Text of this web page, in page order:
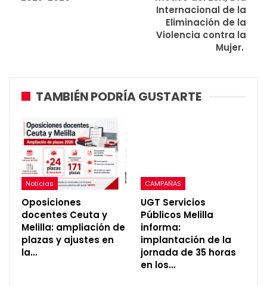
Internacional de la
Eliminación de la
Violencia contra la
Mujer.
TAMBIÉN PODRÍA GUSTARTE
Noticias
Oposiciones
docentes Ceuta y
Melilla: ampliación de
plazas y ajustes en
la…
CAMPAÑAS
UGT Servicios
Públicos Melilla
informa:
implantación de la
jornada de 35 horas
en los…